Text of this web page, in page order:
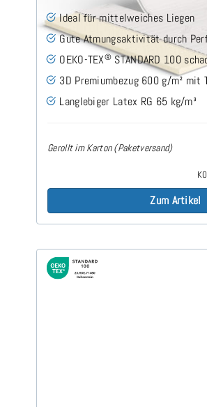
Ideal für mittelweiches Liegen
Gute Atmungsaktivität durch
OEKO-TEX® STANDARD 100
3D Premiumbezug 600 g/m² mit
Langlebiger Latex RG 65 kg/m³
Gerollt im Karton (Paketversand)
Zum Artikel